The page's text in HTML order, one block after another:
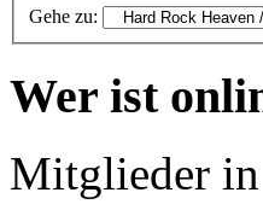
Gehe zu:
Wer ist
Mitglieder in